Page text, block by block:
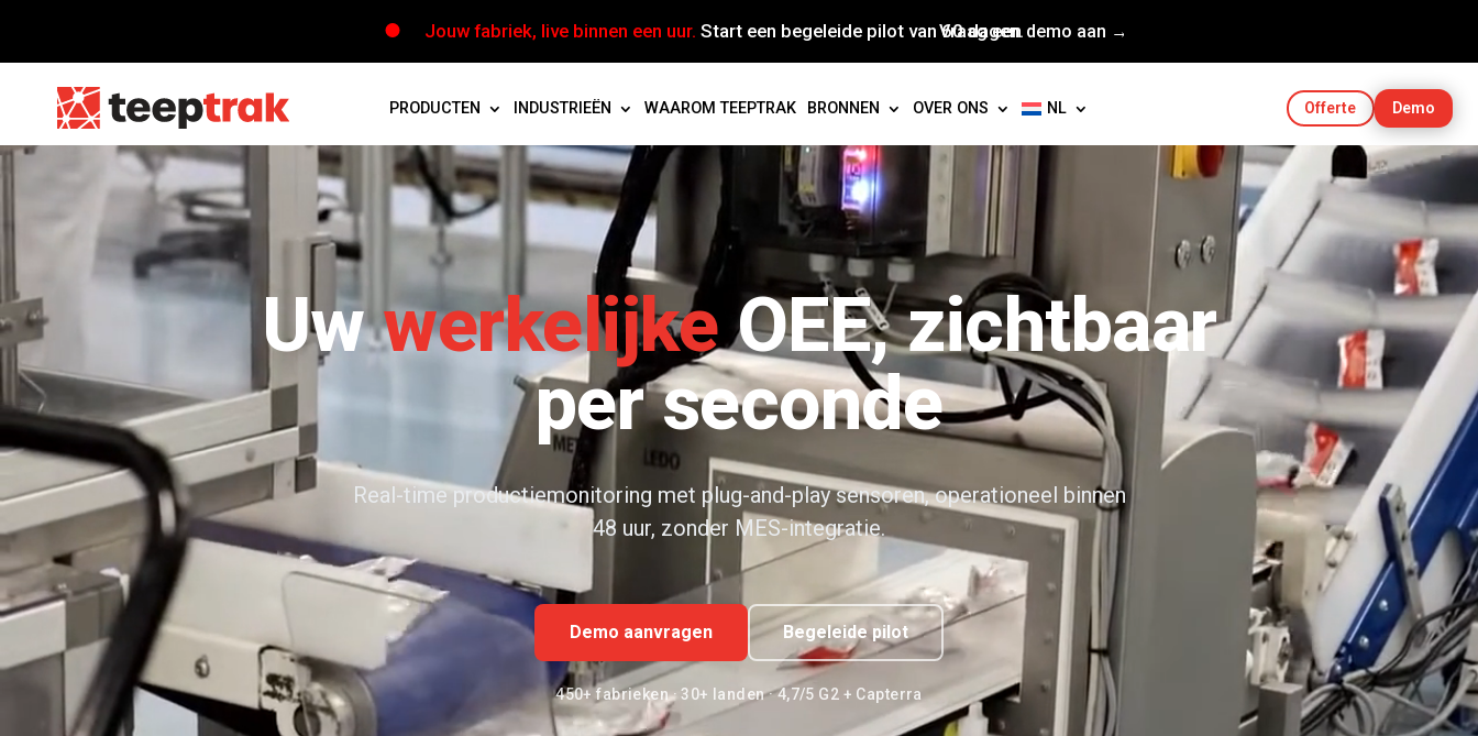
Jouw fabriek, live binnen een uur. Start een begeleide pilot van 60 dagen.Vraag een demo aan →
PRODUCTEN INDUSTRIEËN WAAROM TEEPTRAK BRONNEN OVER ONS NL Offerte Demo
UwwerkelijkeOEE, zichtbaar
per seconde
Real-time productiemonitoring met plug-and-play sensoren, operationeel binnen
48 uur, zonder MES-integratie.
Demo aanvragen Begeleide pilot
450+ fabrieken · 30+ landen · 4,7/5 G2 + Capterra